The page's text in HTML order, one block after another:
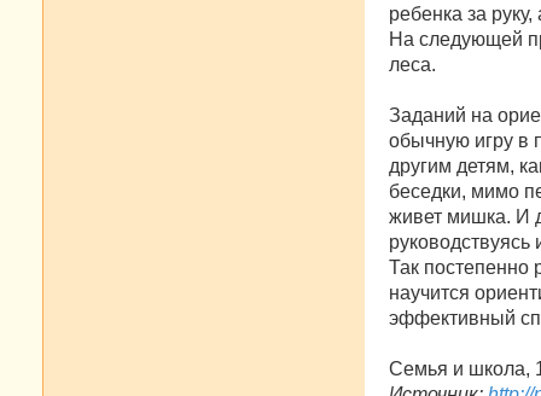
ребенка за
На следующей
леса.
Заданий на
обычную игру в
другим детям,
беседки, мимо
живет мишка. И
руководствуясь
Так постепенно
научится
эффективный
Семья и школа,